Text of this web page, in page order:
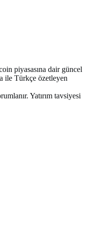
piyasasına dair güncel
ile Türkçe özetleyen
Yatırım tavsiyesi